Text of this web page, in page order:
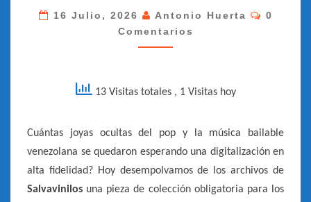
ME
ENAMORO
SERÁ
TI
16 Julio, 2026 Antonio Huerta
0
Comentarios
13 Visitas totales , 1 Visitas hoy
Cuántas joyas ocultas del pop y la música bailable
venezolana se quedaron esperando una digitalización en
alta fidelidad? Hoy desempolvamos de los archivos de
Salvavinilos una pieza de colección obligatoria para los